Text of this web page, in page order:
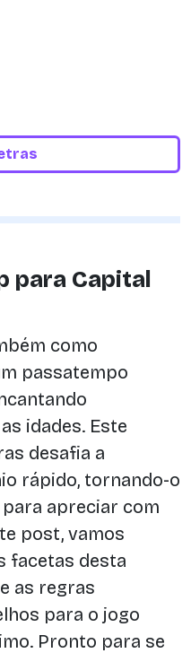
para Capital
como
passatempo
idades. Este
desafia a
rápido, tornando-o
apreciar com
post, vamos
facetas desta
as regras
para o jogo
Pronto para se